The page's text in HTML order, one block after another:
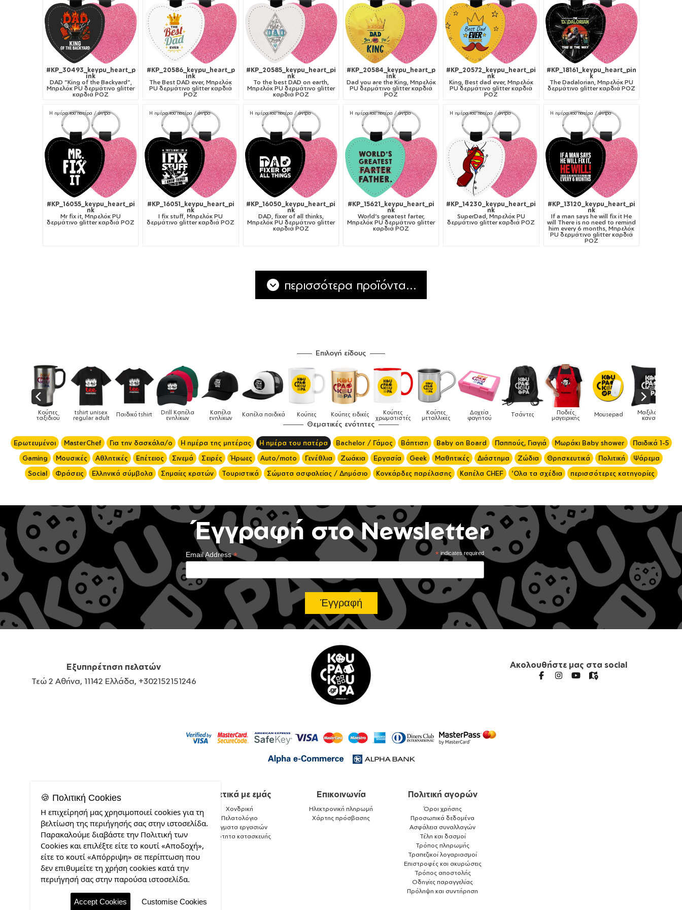
#KP_30493_keypu_heart_p
ink
DAD "King of the Backyard",
Μπρελόκ PU δερμάτινο glitter
καρδιά ΡΟΖ
#KP_20586_keypu_heart_p
ink
The Best DAD ever, Μπρελόκ
PU δερμάτινο glitter καρδιά
ΡΟΖ
#KP_20585_keypu_heart_pi
nk
To the best DAD on earth,
Μπρελόκ PU δερμάτινο glitter
καρδιά ΡΟΖ
#KP_20584_keypu_heart_p
ink
Dad you are the King, Μπρελόκ
PU δερμάτινο glitter καρδιά
ΡΟΖ
#KP_20572_keypu_heart_pi
nk
King, Best dad ever, Μπρελόκ
PU δερμάτινο glitter καρδιά
ΡΟΖ
#KP_18161_keypu_heart_pin
k
The Dadalorian, Μπρελόκ PU
δερμάτινο glitter καρδιά ΡΟΖ
Η ημέρα του πατέρα / άντρα
#KP_16055_keypu_heart_pi
nk
Mr fix it, Μπρελόκ PU
δερμάτινο glitter καρδιά ΡΟΖ
Η ημέρα του πατέρα / άντρα
#KP_16051_keypu_heart_pi
nk
I fix stuff, Μπρελόκ PU
δερμάτινο glitter καρδιά ΡΟΖ
Η ημέρα του πατέρα / άντρα
#KP_16050_keypu_heart_pi
nk
DAD, fixer of all thinks,
Μπρελόκ PU δερμάτινο glitter
καρδιά ΡΟΖ
Η ημέρα του πατέρα / άντρα
#KP_15621_keypu_heart_pi
nk
World's greatest farter,
Μπρελόκ PU δερμάτινο glitter
καρδιά ΡΟΖ
Η ημέρα του πατέρα / άντρα
#KP_14230_keypu_heart_pi
nk
SuperDad, Μπρελόκ PU
δερμάτινο glitter καρδιά ΡΟΖ
Η ημέρα του πατέρα / άντρα
#KP_13120_keypu_heart_pi
nk
If a man says he will fix it He
will There is no need to remind
him every 6 months, Μπρελόκ
PU δερμάτινο glitter καρδιά
ΡΟΖ
περισσότερα προϊόντα...
Επιλογή είδους
regular adult Παιδικό tshirt Drill Καπέλα
ενηλίκων
Καπέλα
ενηλίκων Καπέλα παιδικά Κούπες Κούπες ειδικές Κούπες
χρωματιστές
Κούπες
μεταλλικές
Δοχεία
φαγητού Τσάντες Ποδιές
μαγειρικής Mousepad Μαξιλάρια
καναπέ Phone Holders
Θεματικές ενότητες
Ερωτευμένοι MasterChef Για την δασκάλα/ο Η ημέρα της μητέρας Η ημέρα του πατέρα Bachelor / Γάμος Βάπτιση Baby on Board Παππούς, Γιαγιά Μωράκι Baby shower
Παιδικά 1-5
Gaming
Μουσικές Αθλητικές Επέτειος Σινεμά Σειρές Ήρωες Auto/moto Γενέθλια Ζωάκια Εργασία Geek Μαθητικές Διάστημα Ζώδια Θρησκευτικά Πολιτική
Ψάρεμα
Social
Φράσεις Ελληνικά σύμβολα Σημαίες κρατών Τουριστικά Σώματα ασφαλείας / Δημόσιο Κονκάρδες παρέλασης Καπέλα CHEF 'Ολα τα σχέδια περισσότερες κατηγορίες
Έγγραφή στο Newsletter
*indicates required
Email Address*
Εξυπηρέτηση πελατών
Τεώ 2 Αθήνα, 11142 Ελλάδα, +302152151246
Ακολουθήστε μας στα social
Σχετικά με εμάς
Χονδρική
Πελατολόγιο
Δείγματα εργασιών
Ποιότητα κατασκευής
Επικοινωνία
Ηλεκτρονική πληρωμή
Χάρτης πρόσβασης
Πολιτική αγορών
Όροι χρήσης
Προσωπικά δεδομένα
Ασφάλεια συναλλαγών
Τέλη και δασμοί
Τρόπος πληρωμής
Τραπεζικοί λογαριασμοί
Επιστροφές και ακυρώσεις
Τρόπος αποστολής
Οδηγίες παραγγελίας
Πρόληψη και συντήρηση
🍪 Πολιτική Cookies
Η επιχείρησή μας χρησιμοποιεί cookies για τη
βελτίωση της περιήγησής σας στην ιστοσελίδα.
Παρακαλούμε διαβάστε την Πολιτική των
Cookies και επιλέξτε είτε το κουτί «Αποδοχή»,
είτε το κουτί «Απόρριψη» σε περίπτωση που
δεν επιθυμείτε τη χρήση cookies κατά την
περιήγησή σας στην παρούσα ιστοσελίδα.
Accept Cookies Customise Cookies